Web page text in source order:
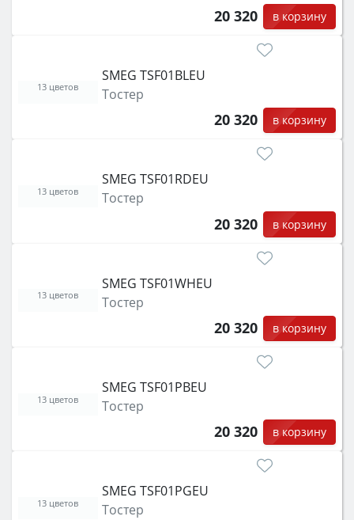
20 320 в корзину
SMEG TSF01BLEU
Тостер
20 320 в корзину
13 цветов
SMEG TSF01RDEU
Тостер
20 320 в корзину
13 цветов
SMEG TSF01WHEU
Тостер
20 320 в корзину
13 цветов
SMEG TSF01PBEU
Тостер
20 320 в корзину
13 цветов
SMEG TSF01PGEU
Тостер
13 цветов